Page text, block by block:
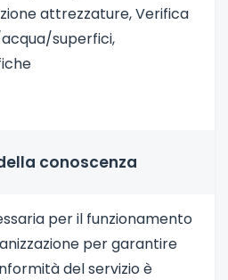
attrezzature, Verifica
superfici,
conoscenza
per il funzionamento
per garantire
del servizio è